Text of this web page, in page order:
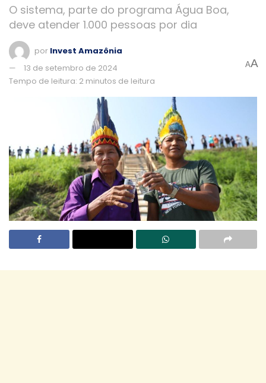
O sistema, parte do programa Água Boa,
deve atender 1.000 pessoas por dia
por Invest Amazônia
13 de setembro de 2024
Tempo de leitura: 2 minutos de leitura
AA